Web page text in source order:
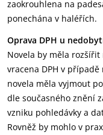
zaokrouhlena na
ponechána v haléřích.
Oprava DPH u
Novela by měla
vracena DPH v
novela měla vyjmout
dle současného znění
vzniku pohledávky a
Rovněž by mohlo v